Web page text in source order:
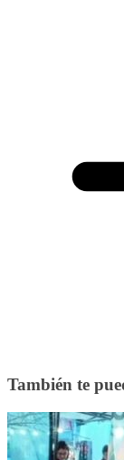
También te